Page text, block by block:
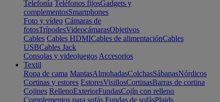
Telefonía Teléfonos fijosGadgets y
complementosSmartphones
Foto y vídeo Cámaras de
fotosTrípodesVideocámarasObjetivos
Cables Cables HDMICables de alimentaciónCables
USBCables Jack
Consolas y videojuegos Accesorios
Textil
Ropa de cama MantasAlmohadasColchasSábanasNórdicos
Cortinas y estores EstoresVisillosCortinasBarras de cortina
Cojines RellenoExteriorFundasCojín con relleno
Complementos para sofás Fundas de sofásPlaids